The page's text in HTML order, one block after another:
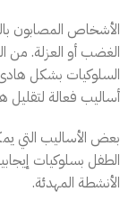
الأشخاص المصابون
الغضب أو العزلة. من
السلوكيات بشكل
أساليب فعالة لتقليل
بعض الأساليب التي
الطفل بسلوكيات
الأنشطة المهدئة.